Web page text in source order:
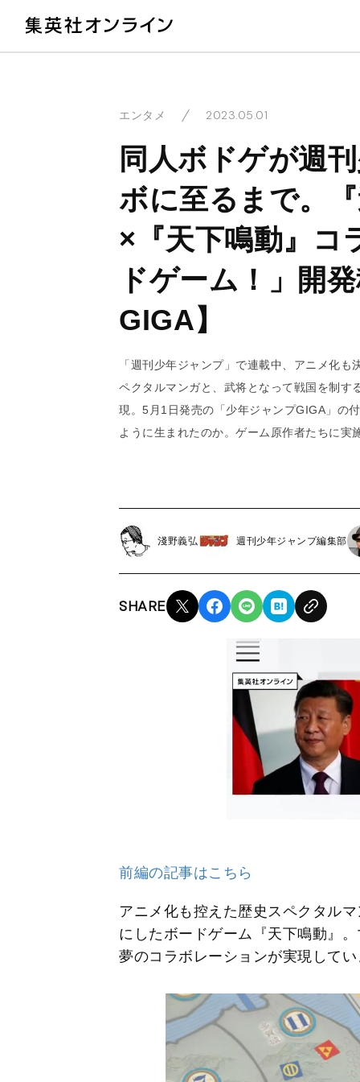
エンタメ 2023.05.01
同人ボドゲが週
ボに至るまで。
×『天下鳴動』コ
ドゲーム！」開
GIGA】
「週刊少年ジャンプ」で連載中、アニメ化
ペクタルマンガと、武将となって戦国を制す
現。5月1日発売の「少年ジャンプGIGA」の
ように生まれたのか。ゲーム原作者たちに
淺野義弘 週刊少年ジャンプ編集部
SHARE
前編の記事はこちら
アニメ化も控えた歴史スペクタル
にしたボードゲーム『天下鳴動』
夢のコラボレーションが実現して